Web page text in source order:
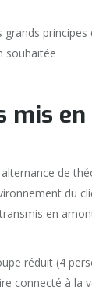
grands
souhaitée
mis
de
du
en
réduit (4
connecté à la